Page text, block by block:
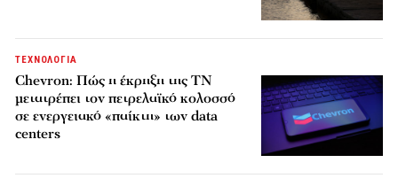
ΤΕΧΝΟΛΟΓΙΑ
Chevron: Πώς η έκρηξη της ΤΝ
μετατρέπει τον πετρελαϊκό κολοσσό
σε ενεργειακό «παίκτη» των data
centers